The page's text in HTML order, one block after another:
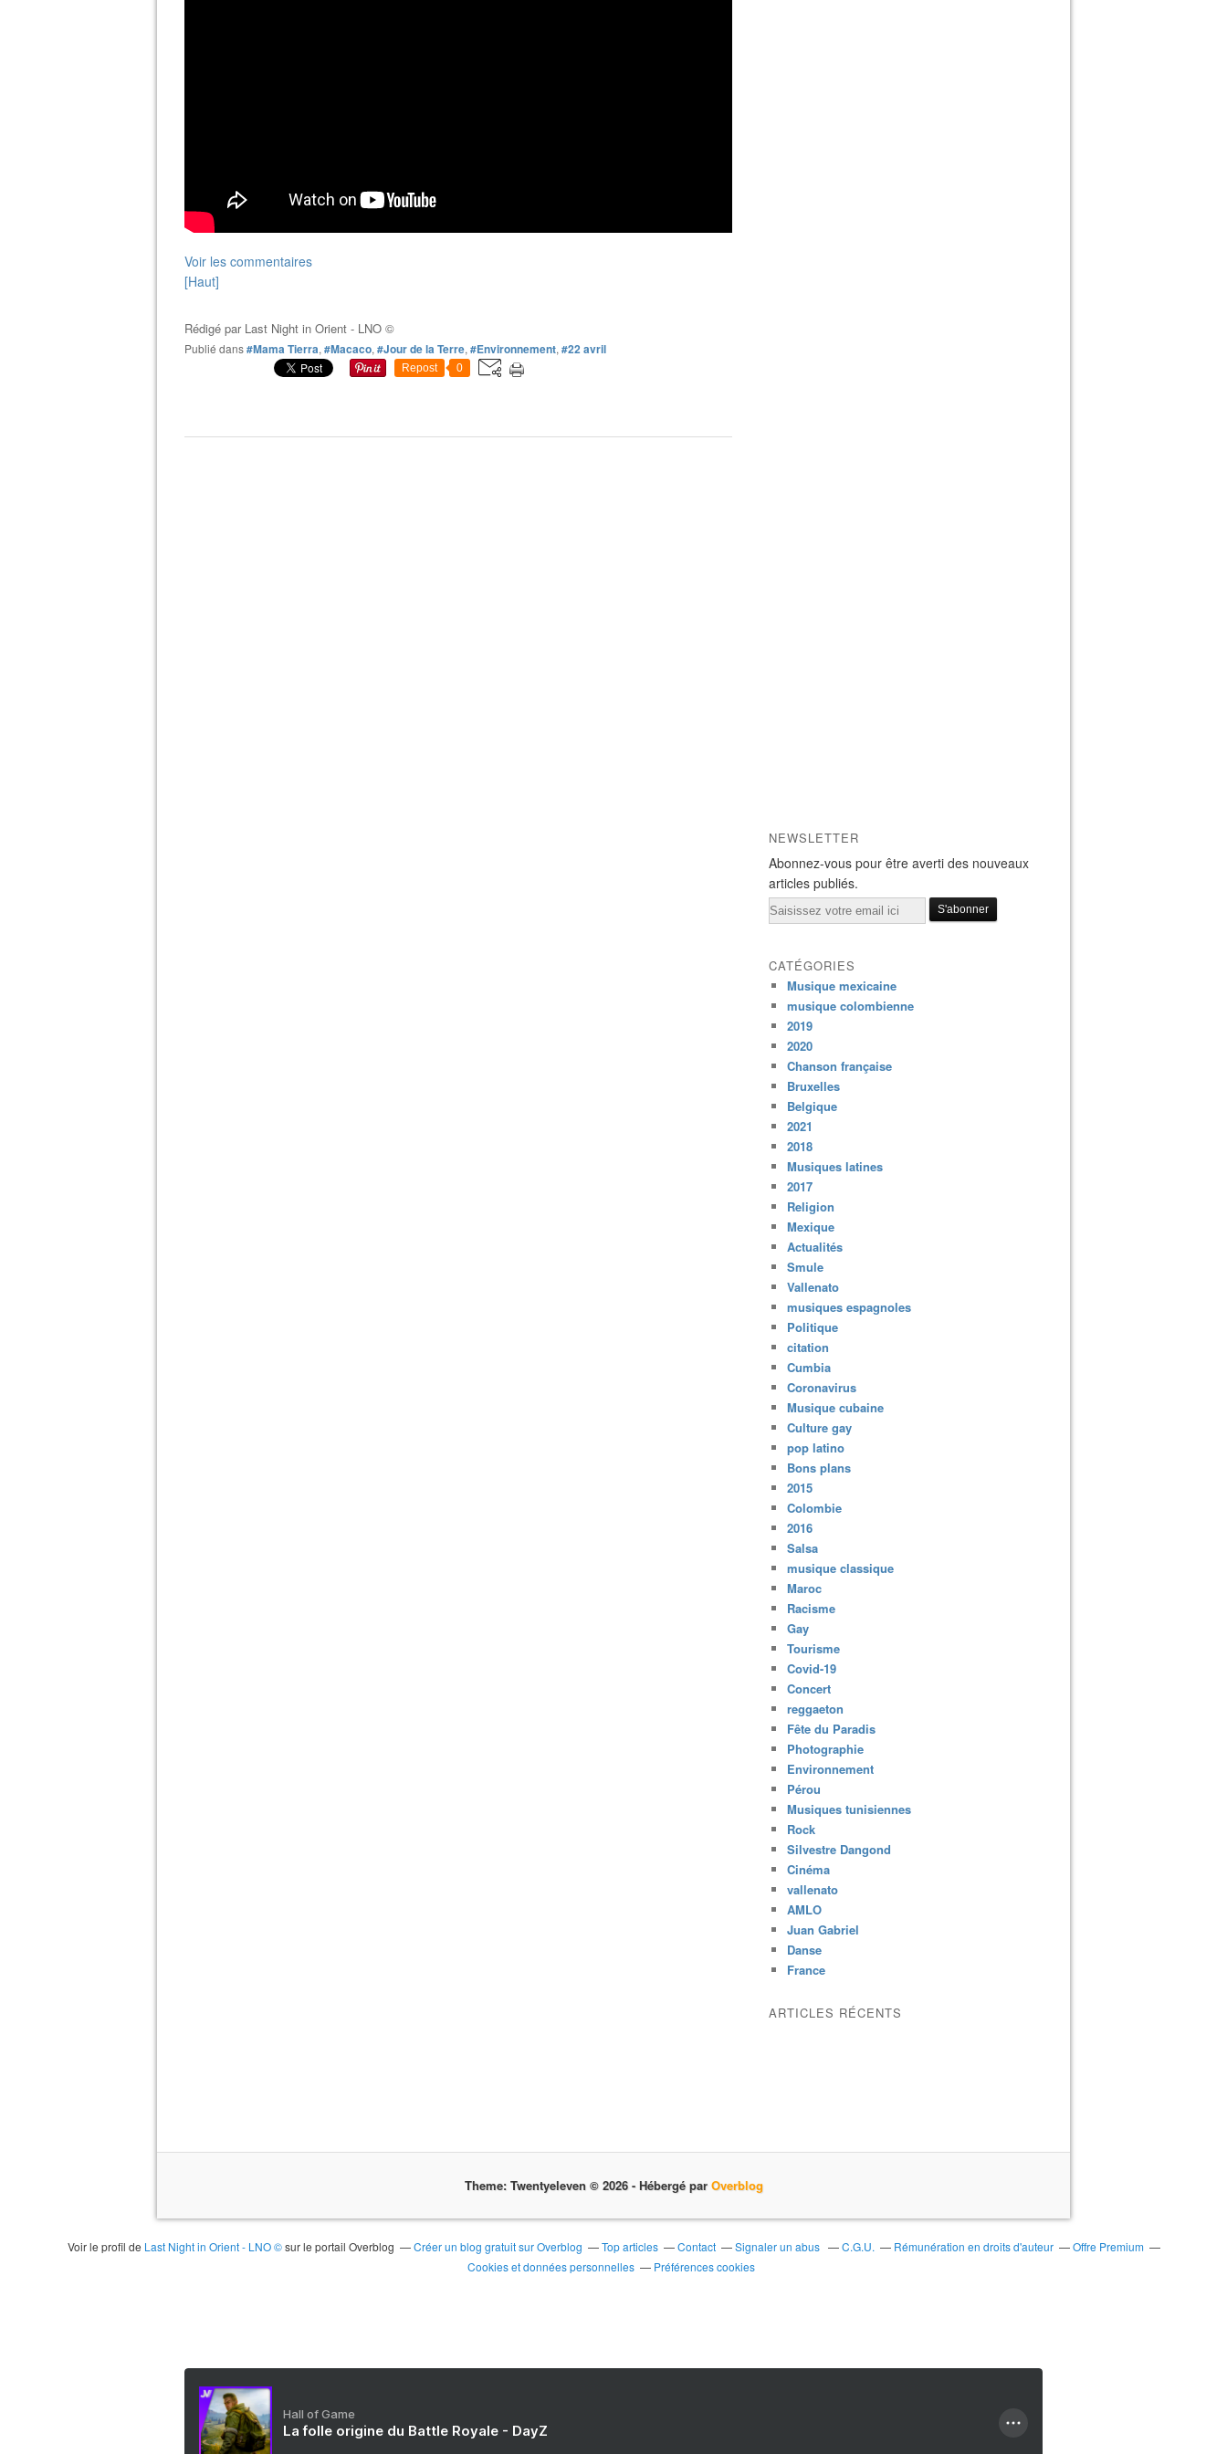
Voir les commentaires
[Haut]
Rédigé par Last Night in Orient - LNO ©
Publié dans#Mama Tierra, #Macaco, #Jour de la Terre, #Environnement, #22 avril
Repost 0
NEWSLETTER
Abonnez-vous pour être averti des nouveaux
articles publiés.
Email
CATÉGORIES
Musique mexicaine
musique colombienne
2019
2020
Chanson française
Bruxelles
Belgique
2021
2018
Musiques latines
2017
Religion
Mexique
Actualités
Smule
Vallenato
musiques espagnoles
Politique
citation
Cumbia
Coronavirus
Musique cubaine
Culture gay
pop latino
Bons plans
2015
Colombie
2016
Salsa
musique classique
Maroc
Racisme
Gay
Tourisme
Covid-19
Concert
reggaeton
Fête du Paradis
Photographie
Environnement
Pérou
Musiques tunisiennes
Rock
Silvestre Dangond
Cinéma
vallenato
AMLO
Juan Gabriel
Danse
France
ARTICLES RÉCENTS
Theme: Twentyeleven © 2026 - Hébergé par Overblog
Voir le profil de Last Night in Orient - LNO ©sur le portail Overblog Créer un blog gratuit sur Overblog Top articles Contact Signaler un abus C.G.U. Rémunération en droits d'auteur
Offre Premium
Cookies et données personnelles
Préférences cookies
Hall of Game
La folle origine du Battle Royale - DayZ